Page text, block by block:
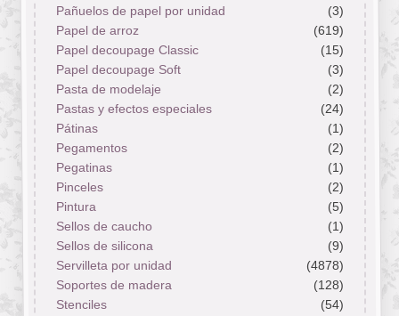
Pañuelos de papel por unidad
(3)
Papel de arroz
(619)
Papel decoupage Classic
(15)
Papel decoupage Soft
(3)
Pasta de modelaje
(2)
Pastas y efectos especiales
(24)
Pátinas
(1)
Pegamentos
(2)
Pegatinas
(1)
Pinceles
(2)
Pintura
(5)
Sellos de caucho
(1)
Sellos de silicona
(9)
Servilleta por unidad
(4878)
Soportes de madera
(128)
Stenciles
(54)